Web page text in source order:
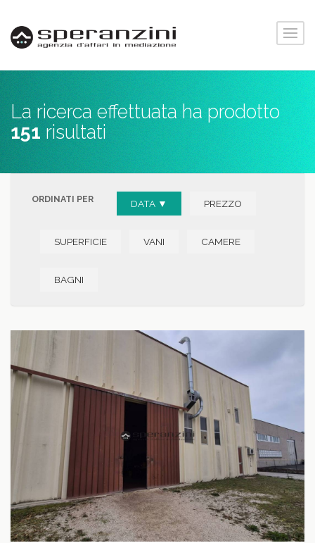
La ricerca effettuata ha prodotto
151 risultati
ORDINATI PER DATA ▼ PREZZO
SUPERFICIE VANI CAMERE
BAGNI